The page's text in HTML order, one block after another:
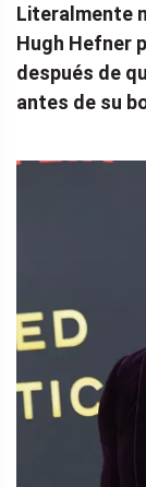
Literalmente
Hugh Hefner
después de
antes de su